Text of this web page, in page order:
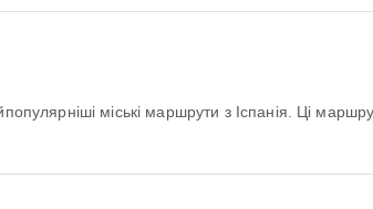
міські маршрути з Іспанія. Ці